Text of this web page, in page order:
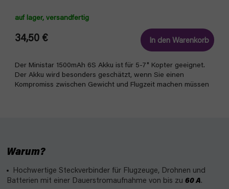
auf lager, versandfertig
34,50 € In den Warenkorb
Der Ministar 1500mAh 6S Akku ist für 5-7" Kopter geeignet.
Der Akku wird besonders geschätzt, wenn Sie einen
Kompromiss zwischen Gewicht und Flugzeit machen müssen
Warum?
Hochwertige Steckverbinder für Flugzeuge, Drohnen und
Batterien mit einer Dauerstromaufnahme von bis zu 60 A.